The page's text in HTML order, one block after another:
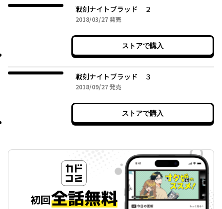
戦刻ナイトブラッド ２
2018/03/272018年03月27日
発売
ストアで購入
戦刻ナイトブラッド ３
2018/09/272018年09月27日
発売
ストアで購入